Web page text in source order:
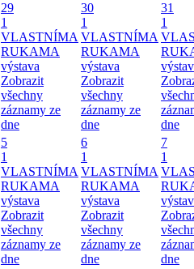
29
1
VLASTNÍMA
RUKAMA
výstava
Zobrazit
všechny
záznamy ze
dne
30
1
VLASTNÍMA
RUKAMA
výstava
Zobrazit
všechny
záznamy ze
dne
31
1
dne
5
1
VLASTNÍMA
RUKAMA
výstava
Zobrazit
všechny
záznamy ze
dne
6
1
VLASTNÍMA
RUKAMA
výstava
Zobrazit
všechny
záznamy ze
dne
7
1
dne